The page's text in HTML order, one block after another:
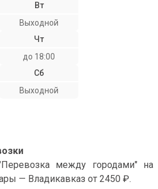
Вт
Выходной
Чт
до 18:00
Сб
Выходной
между городами" на
— Владикавказ от 2450 ₽.